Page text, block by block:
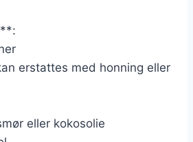
erstattes med honning eller
eller kokosolie